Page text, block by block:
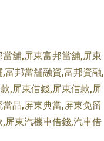
當舖,屏東富邦當舖,屏東
富邦當舖融資,富邦資融,
,屏東借錢,屏東借款,屏
品,屏東典當,屏東免留
屏東汽機車借錢,汽車借